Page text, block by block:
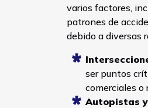
varios factores,
patrones de
debido a diversas
ser puntos
comerciales o
Autopistas